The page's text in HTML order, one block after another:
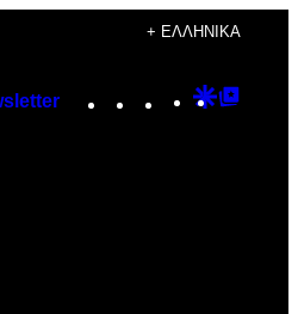
+ ΕΛΛΗΝΙΚΆ
Instagram
TikTok
YouTube
Google